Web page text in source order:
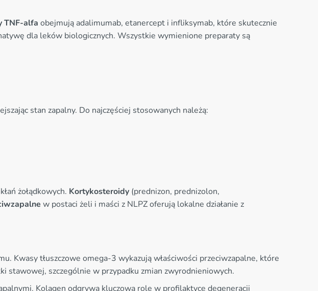
TNF-alfa obejmują adalimumab, etanercept i infliksymab, które skutecznie
dla leków biologicznych. Wszystkie wymienione preparaty są
stan zapalny. Do najczęściej stosowanych należą:
żołądkowych. Kortykosteroidy (prednizon, prednizolon,
w postaci żeli i maści z NLPZ oferują lokalne działanie z
Kwasy tłuszczowe omega-3 wykazują właściwości przeciwzapalne, które
stawowej, szczególnie w przypadku zmian zwyrodnieniowych.
Kolagen odgrywa kluczową rolę w profilaktyce degeneracji